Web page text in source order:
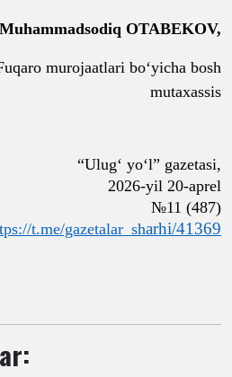
Muhammadsodiq OTABEKOV,
murojaatlari bo‘yicha bosh
mutaxassis
“Ulug‘ yo‘l” gazetasi,
2026-yil 20-aprel
№11 (487)
t.me/gazetalar_sharhi/41369